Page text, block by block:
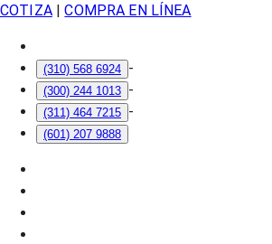
COTIZA| COMPRA EN LÍNEA
(310) 568 6924 -
(300) 244 1013 -
(311) 464 7215 -
(601) 207 9888